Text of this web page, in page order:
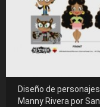
Diseño de
Manny Rivera por